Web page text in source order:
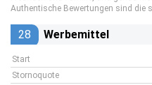
Authentische Bewertungen sind die
28 Werbemittel
Start
Stornoquote